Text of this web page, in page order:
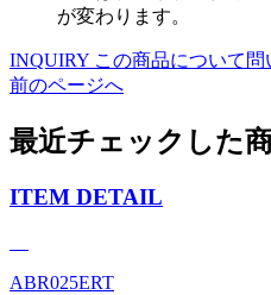
が変わります。
INQUIRY この商品について問
前のページへ
最近チェックした
ITEM DETAIL
ABR025ERT